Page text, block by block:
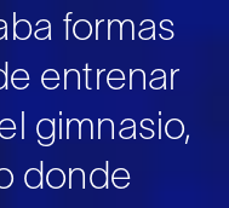
formas
entrenar
gimnasio,
donde